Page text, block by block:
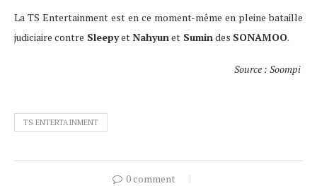
La TS Entertainment est en ce moment-même en pleine bataille
judiciaire contre SleepyetNahyunet Sumindes SONAMOO.
Source : Soompi
TS ENTERTAINMENT
0 comment